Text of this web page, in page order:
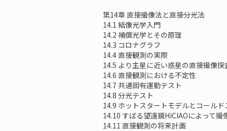
第14章 直接撮像法と直接分光法
14.1 結像光学入門
14.2 補償光学とその原理
14.3 コロナグラフ
14.4 直接観測の実際
14.5 より主星に近い惑星の直接撮像探
14.6 直接観測における不定性
14.7 共通固有運動テスト
14.8 分光テスト
14.9 ホットスタートモデルとコール
14.10 すばる望遠鏡HiCIAOによって撮
14.11 直接観測の将来計画